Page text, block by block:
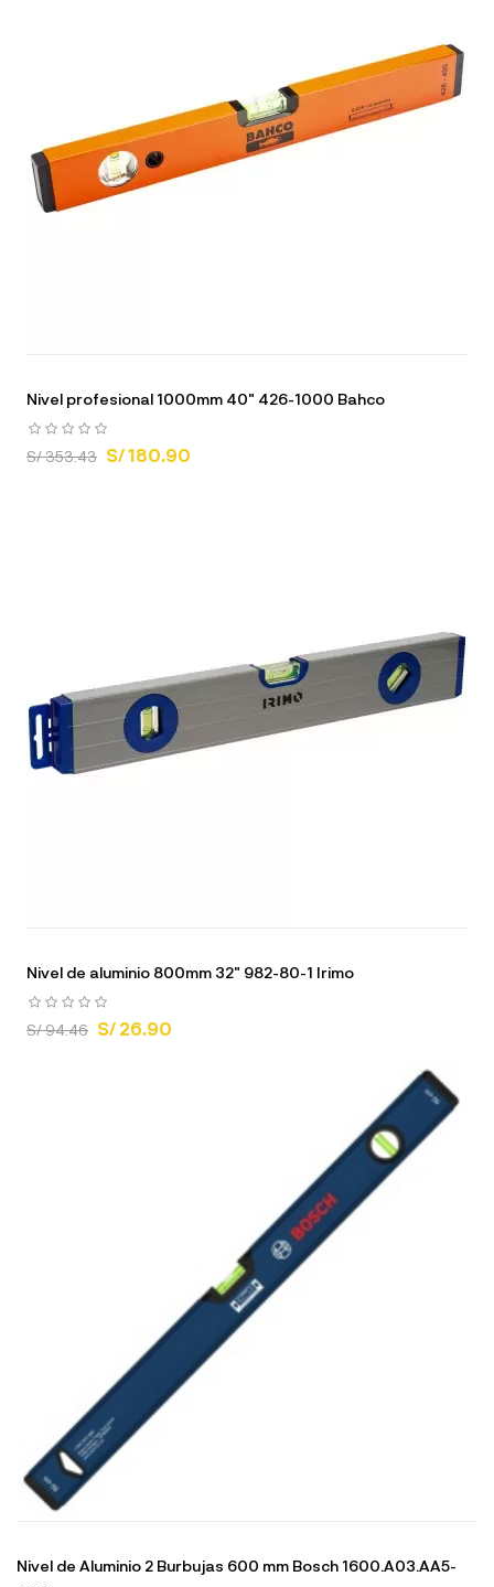
Nivel profesional 1000mm 40" 426-1000 Bahco
S/ 353.43 S/ 180.90
Nivel de aluminio 800mm 32" 982-80-1 Irimo
S/ 94.46 S/ 26.90
Nivel de Aluminio 2 Burbujas 600 mm Bosch 1600.A03.AA5-